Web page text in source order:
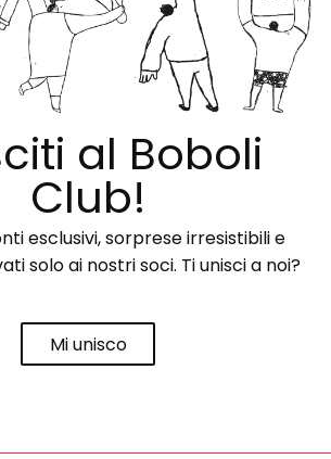
al Boboli
Club!
esclusivi, sorprese irresistibili e
solo ai nostri soci. Ti unisci a noi?
Mi unisco